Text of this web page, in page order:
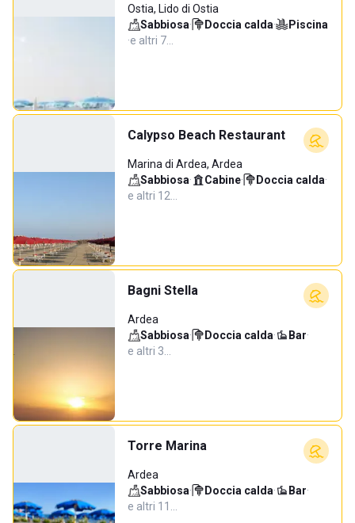
Ostia, Lido di Ostia
Sabbiosa· Doccia calda·
Piscina
·e altri 7…
Calypso Beach Restaurant
Marina di Ardea, Ardea
Sabbiosa· Cabine· Doccia calda·
e altri 12…
Bagni Stella
Ardea
Sabbiosa· Doccia calda· Bar·
e altri 3…
Torre Marina
Ardea
Sabbiosa· Doccia calda· Bar·
e altri 11…